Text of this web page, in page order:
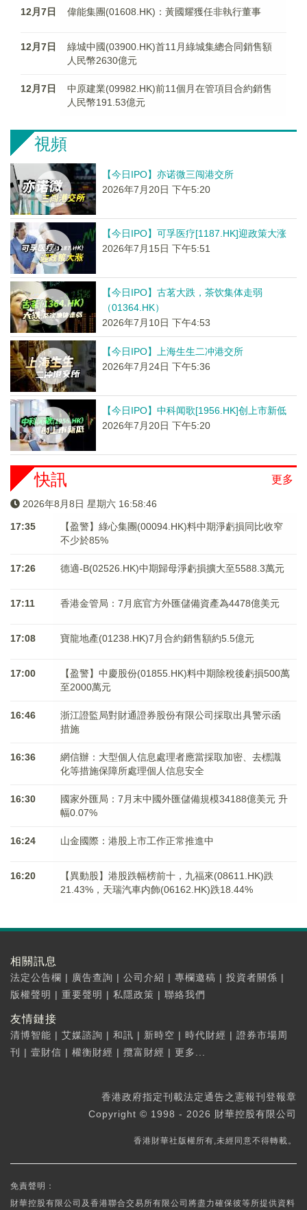
12月7日 偉能集團(01608.HK)：黃國耀獲任非執行董事
12月7日
綠城中國(03900.HK)首11月綠城集總合同銷售額
人民幣2630億元
12月7日
中原建業(09982.HK)前11個月在管項目合約銷售
人民幣191.53億元
視頻
【今日IPO】亦诺微三闯港交所
2026年7月20日 下午5:20
【今日IPO】可孚医疗[1187.HK]迎政策大涨
2026年7月15日 下午5:51
【今日IPO】古茗大跌，茶饮集体走弱
（01364.HK）
2026年7月10日 下午4:53
【今日IPO】上海生生二冲港交所
2026年7月24日 下午5:36
【今日IPO】中科闻歌[1956.HK]创上市新低
2026年7月20日 下午5:20
更多
快訊
2026年8月8日 星期六 16:58:46
17:35
【盈警】綠心集團(00094.HK)料中期淨虧損同比收窄
不少於85%
17:26 德適-B(02526.HK)中期歸母淨虧損擴大至5588.3萬元
17:11 香港金管局：7月底官方外匯儲備資產為4478億美元
17:08 寶龍地產(01238.HK)7月合約銷售額約5.5億元
17:00
【盈警】中慶股份(01855.HK)料中期除稅後虧損500萬
至2000萬元
16:46
浙江證監局對財通證券股份有限公司採取出具警示函
措施
16:36
網信辦：大型個人信息處理者應當採取加密、去標識
化等措施保障所處理個人信息安全
16:30
國家外匯局：7月末中國外匯儲備規模34188億美元 升
幅0.07%
16:24 山金國際：港股上市工作正常推進中
16:20
【異動股】港股跌幅榜前十，九福來(08611.HK)跌
21.43%，天瑞汽車内飾(06162.HK)跌18.44%
相關訊息
法定公告欄 | 廣告查詢 | 公司介紹 | 專欄邀稿 | 投資者關係 |
版權聲明 | 重要聲明 | 私隱政策 | 聯絡我們
友情鏈接
清博智能 | 艾媒諮詢 | 和訊 | 新時空 | 時代財經 | 證券市場周
刊
| 壹財信 | 權衡財經 | 攬富財經 | 更多...
香港政府指定刊載法定通告之憲報刊登報章
Copyright © 1998 - 2026 財華控股有限公司
香港財華社版權所有,未經同意不得轉載。
免責聲明：
財華控股有限公司及香港聯合交易所有限公司將盡力確保彼等所提供資料